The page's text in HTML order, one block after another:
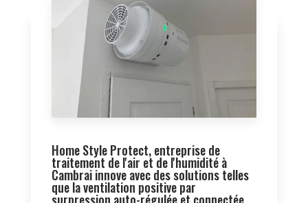
Home Style Protect, entreprise de
traitement de l'air et de l'humidité à
Cambrai innove avec des solutions telles
que la ventilation positive par
surpression auto-régulée et connectée